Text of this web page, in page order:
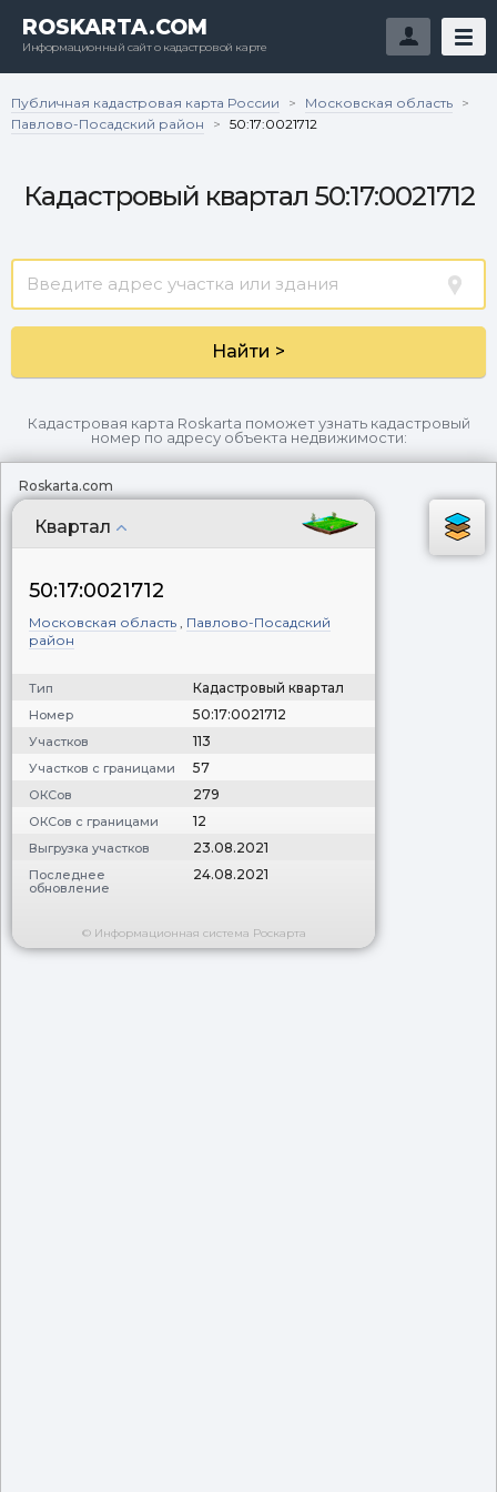
ROSKARTA.COM
Информационный сайт о кадастровой карте
Публичная кадастровая карта России > Московская область >
Павлово-Посадский район
> 50:17:0021712
Кадастровый квартал 50:17:0021712
Найти >
Кадастровая карта Roskarta поможет узнать кадастровый
номер по адресу объекта недвижимости:
Roskarta.com
Квартал
50:17:0021712
Московская область
Павлово-Посадский
район
Тип Кадастровый квартал
Номер 50:17:0021712
Участков 113
Участков с границами 57
ОКСов 279
ОКСов с границами 12
Выгрузка участков 23.08.2021
Последнее
обновление
24.08.2021
© Информационная система Роскарта